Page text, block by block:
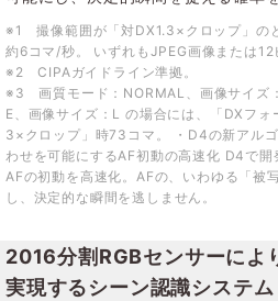
※1 撮像範囲が「対DX1.3×クロップ」の
約6コマ/秒。 いずれもJPEG画像または12
※2 CIPAガイドライン準拠。
※3 画質モード：NORMAL、画像サイズ
E、画像サイズ：L の場合には、「DXフ
3×クロップ」時73コマ。 ・D4の新アル
わせを可能にするAF初動の高速化 D4で開
AFの初動を高速化。AFの、いわゆる「被
し、決定的な瞬間を逃しません。
2016分割RGBセンサーによ
実現するシーン認識システム